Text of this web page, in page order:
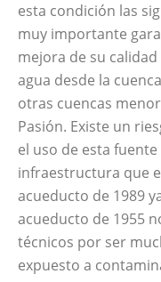
esta condición las
muy importante
mejora de su
agua desde la
otras cuencas
Pasión. Existe un
el uso de esta
infraestructura que
acueducto de 1989
acueducto de 1955
técnicos por ser
expuesto a